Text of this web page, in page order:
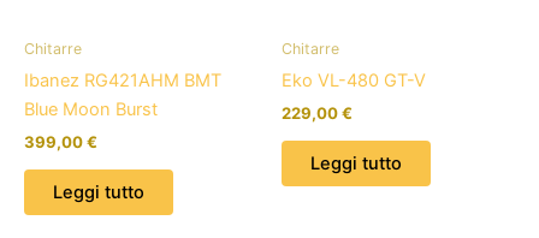
Chitarre
Ibanez RG421AHM BMT
Blue Moon Burst
399,00€
Leggi tutto
Chitarre
Eko VL-480 GT-V
229,00€
Leggi tutto